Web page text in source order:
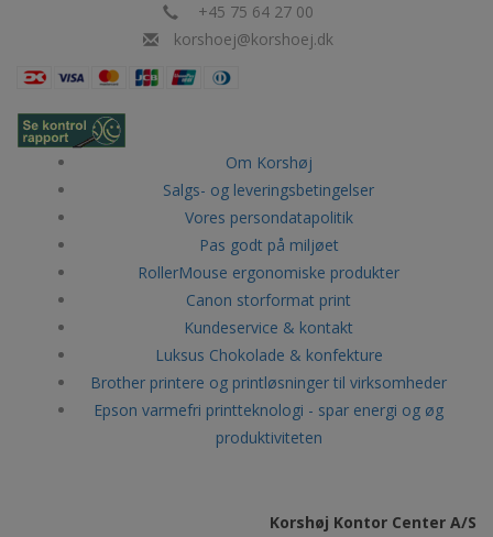
+45 75 64 27 00
korshoej@korshoej.dk
Om Korshøj
Salgs- og leveringsbetingelser
Vores persondatapolitik
Pas godt på miljøet
RollerMouse ergonomiske produkter
Canon storformat print
Kundeservice & kontakt
Luksus Chokolade & konfekture
Brother printere og printløsninger til virksomheder
Epson varmefri printteknologi - spar energi og øg
produktiviteten
Korshøj Kontor Center A/S